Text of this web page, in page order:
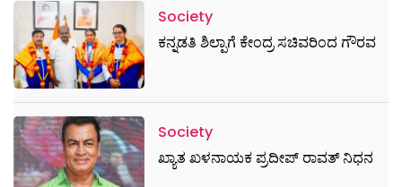
Society
ಕನ್ನಡತಿ ಶಿಲ್ಪಾಗೆ ಕೇಂದ್ರ ಸಚಿವರಿಂದ ಗೌರವ
Society
ಖ್ಯಾತ ಖಳನಾಯಕ ಪ್ರದೀಪ್ ರಾವತ್‌ ನಿಧನ